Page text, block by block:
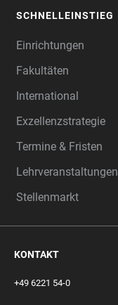
SCHNELLEINSTIEG
Einrichtungen
Fakultäten
International
Exzellenzstrategie
Termine & Fristen
Lehrveranstaltungen
Stellenmarkt
KONTAKT
+49 6221 54-0